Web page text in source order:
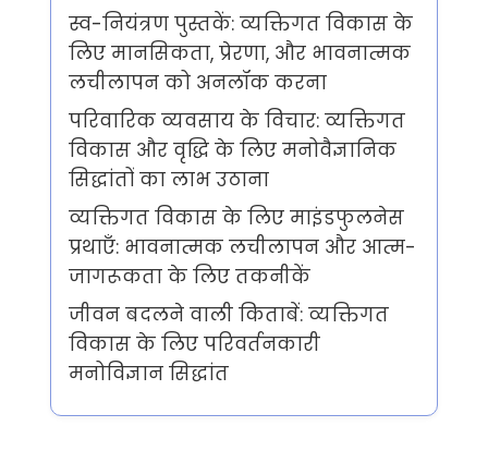
स्व-नियंत्रण पुस्तकें: व्यक्तिगत विकास के
लिए मानसिकता, प्रेरणा, और भावनात्मक
लचीलापन को अनलॉक करना
परिवारिक व्यवसाय के विचार: व्यक्तिगत
विकास और वृद्धि के लिए मनोवैज्ञानिक
सिद्धांतों का लाभ उठाना
व्यक्तिगत विकास के लिए माइंडफुलनेस
प्रथाएँ: भावनात्मक लचीलापन और आत्म-
जागरूकता के लिए तकनीकें
जीवन बदलने वाली किताबें: व्यक्तिगत
विकास के लिए परिवर्तनकारी
मनोविज्ञान सिद्धांत